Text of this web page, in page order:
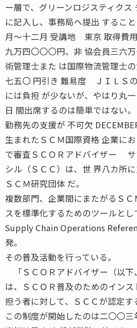
ー層で、グリーンロジスティクス
に記入し、事務局へ提出 するこ
月〜十二月 受講地 東京 取得費
九万四〇〇〇円、非 協会員三六
術管理士また は国際物流管理士
七五〇 円引き 難易度 ＪＩＬＳ
には負担 が少ないが、やはり丸
日 間出席するのは簡単ではない。
勤務先の支援が 不可欠
生まれたＳＣＭ国際資格 企業に
で審査ＳＣＯＲアドバイザー サ
シル（ＳＣＣ）は、世 界八カ所
ＳＣＭ研究団体 だ。
複数部門、企業間にまたがるＳ
スを標準化するためのツールとし
Supply Chain Operations
発。
その普及活動を行っている。
「ＳＣＯＲアドバイザー（以下
は、ＳＣＯＲ普及のためのイン
担う者に対して、ＳＣＣが認定す
この制度が開始したのは二〇〇三